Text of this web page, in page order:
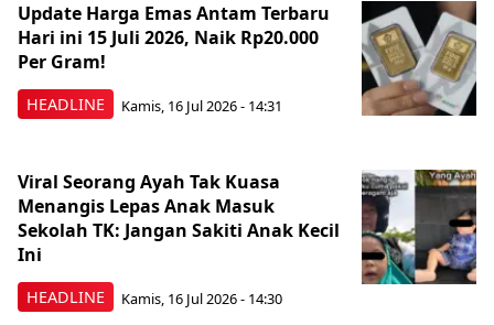
HEADLINE
Update Harga Emas Antam Terbaru
Hari ini 15 Juli 2026, Naik Rp20.000
Per Gram!
Kamis, 16 Jul 2026 - 14:31
HEADLINE
Viral Seorang Ayah Tak Kuasa
Menangis Lepas Anak Masuk
Sekolah TK: Jangan Sakiti Anak Kecil
Ini
Kamis, 16 Jul 2026 - 14:30